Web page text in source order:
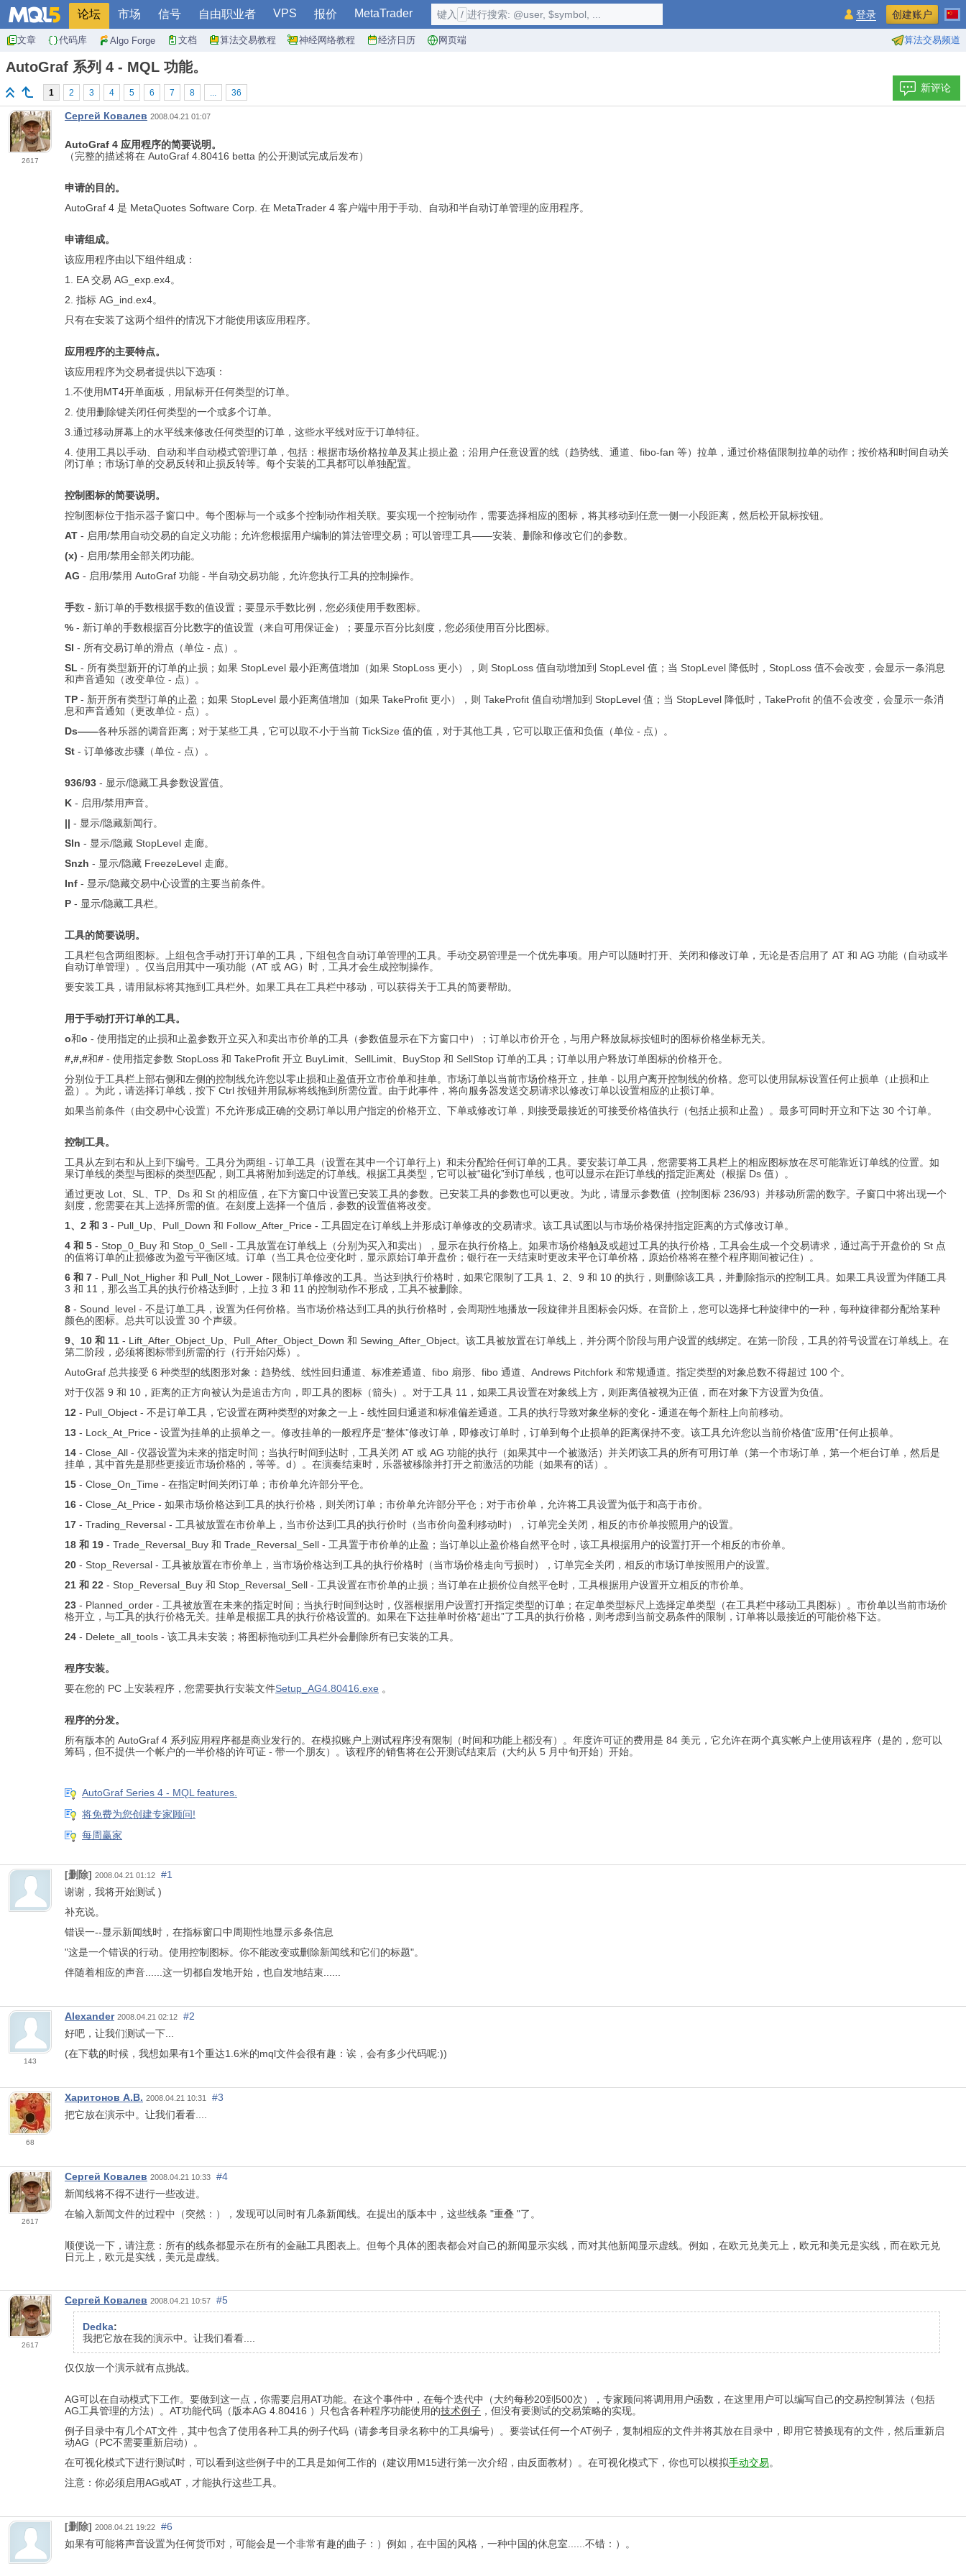
论坛 市场 信号 自由职业者 VPS 报价 MetaTrader
文章 代码库 Algo Forge 文档 算法交易教程 神经网络教程 经济日历 网页端 算法交易频道
键入 / 进行搜索: @user, $symbol, ... 登录 创建账户
AutoGraf 系列 4 - MQL 功能。
1 2 3 4 5 6 7 8 ... 36 新评论
2617
Сергей Ковалев 2008.04.21 01:07
AutoGraf 4 应用程序的简要说明。
（完整的描述将在 AutoGraf 4.80416 betta 的公开测试完成后发布）
申请的目的。
AutoGraf 4 是 MetaQuotes Software Corp. 在 MetaTrader 4 客户端中用于手动、自动和半自动订单管理的应用程序。
申请组成。
该应用程序由以下组件组成：
1. EA 交易 AG_exp.ex4。
2. 指标 AG_ind.ex4。
只有在安装了这两个组件的情况下才能使用该应用程序。
应用程序的主要特点。
该应用程序为交易者提供以下选项：
1.不使用MT4开单面板，用鼠标开任何类型的订单。
2. 使用删除键关闭任何类型的一个或多个订单。
3.通过移动屏幕上的水平线来修改任何类型的订单，这些水平线对应于订单特征。
4. 使用工具以手动、自动和半自动模式管理订单，包括：根据市场价格拉单及其止损止盈；沿用户任意设置的线（趋势线、通道、fibo-fan 等）拉单，通过价格值限制拉单的动作；按价格和时间自动关
闭订单；市场订单的交易反转和止损反转等。每个安装的工具都可以单独配置。
控制图标的简要说明。
控制图标位于指示器子窗口中。每个图标与一个或多个控制动作相关联。要实现一个控制动作，需要选择相应的图标，将其移动到任意一侧一小段距离，然后松开鼠标按钮。
AT - 启用/禁用自动交易的自定义功能；允许您根据用户编制的算法管理交易；可以管理工具——安装、删除和修改它们的参数。
(x) - 启用/禁用全部关闭功能。
AG - 启用/禁用 AutoGraf 功能 - 半自动交易功能，允许您执行工具的控制操作。
手数 - 新订单的手数根据手数的值设置；要显示手数比例，您必须使用手数图标。
% - 新订单的手数根据百分比数字的值设置（来自可用保证金）；要显示百分比刻度，您必须使用百分比图标。
Sl - 所有交易订单的滑点（单位 - 点）。
SL - 所有类型新开的订单的止损；如果 StopLevel 最小距离值增加（如果 StopLoss 更小），则 StopLoss 值自动增加到 StopLevel 值；当 StopLevel 降低时，StopLoss 值不会改变，会显示一条消息
和声音通知（改变单位 - 点）。
TP - 新开所有类型订单的止盈；如果 StopLevel 最小距离值增加（如果 TakeProfit 更小），则 TakeProfit 值自动增加到 StopLevel 值；当 StopLevel 降低时，TakeProfit 的值不会改变，会显示一条消
息和声音通知（更改单位 - 点）。
Ds——各种乐器的调音距离；对于某些工具，它可以取不小于当前 TickSize 值的值，对于其他工具，它可以取正值和负值（单位 - 点）。
St - 订单修改步骤（单位 - 点）。
936/93 - 显示/隐藏工具参数设置值。
K - 启用/禁用声音。
|| - 显示/隐藏新闻行。
Sln - 显示/隐藏 StopLevel 走廊。
Snzh - 显示/隐藏 FreezeLevel 走廊。
Inf - 显示/隐藏交易中心设置的主要当前条件。
P - 显示/隐藏工具栏。
工具的简要说明。
工具栏包含两组图标。上组包含手动打开订单的工具，下组包含自动订单管理的工具。手动交易管理是一个优先事项。用户可以随时打开、关闭和修改订单，无论是否启用了 AT 和 AG 功能（自动或半
自动订单管理）。仅当启用其中一项功能（AT 或 AG）时，工具才会生成控制操作。
要安装工具，请用鼠标将其拖到工具栏外。如果工具在工具栏中移动，可以获得关于工具的简要帮助。
用于手动打开订单的工具。
o和o - 使用指定的止损和止盈参数开立买入和卖出市价单的工具（参数值显示在下方窗口中）；订单以市价开仓，与用户释放鼠标按钮时的图标价格坐标无关。
#,#,#和# - 使用指定参数 StopLoss 和 TakeProfit 开立 BuyLimit、SellLimit、BuyStop 和 SellStop 订单的工具；订单以用户释放订单图标的价格开仓。
分别位于工具栏上部右侧和左侧的控制线允许您以零止损和止盈值开立市价单和挂单。市场订单以当前市场价格开立，挂单 - 以用户离开控制线的价格。您可以使用鼠标设置任何止损单（止损和止
盈）。为此，请选择订单线，按下 Ctrl 按钮并用鼠标将线拖到所需位置。由于此事件，将向服务器发送交易请求以修改订单以设置相应的止损订单。
如果当前条件（由交易中心设置）不允许形成正确的交易订单以用户指定的价格开立、下单或修改订单，则接受最接近的可接受价格值执行（包括止损和止盈）。最多可同时开立和下达 30 个订单。
控制工具。
工具从左到右和从上到下编号。工具分为两组 - 订单工具（设置在其中一个订单行上）和未分配给任何订单的工具。要安装订单工具，您需要将工具栏上的相应图标放在尽可能靠近订单线的位置。如
果订单线的类型与图标的类型匹配，则工具将附加到选定的订单线。根据工具类型，它可以被“磁化”到订单线，也可以显示在距订单线的指定距离处（根据 Ds 值）。
通过更改 Lot、SL、TP、Ds 和 St 的相应值，在下方窗口中设置已安装工具的参数。已安装工具的参数也可以更改。为此，请显示参数值（控制图标 236/93）并移动所需的数字。子窗口中将出现一个
刻度，您需要在其上选择所需的值。在刻度上选择一个值后，参数的设置值将改变。
1、2 和 3 - Pull_Up、Pull_Down 和 Follow_After_Price - 工具固定在订单线上并形成订单修改的交易请求。该工具试图以与市场价格保持指定距离的方式修改订单。
4 和 5 - Stop_0_Buy 和 Stop_0_Sell - 工具放置在订单线上（分别为买入和卖出），显示在执行价格上。如果市场价格触及或超过工具的执行价格，工具会生成一个交易请求，通过高于开盘价的 St 点
的值将订单的止损修改为盈亏平衡区域。订单（当工具仓位变化时，显示原始订单开盘价；银行在一天结束时更改未平仓订单价格，原始价格将在整个程序期间被记住）。
6 和 7 - Pull_Not_Higher 和 Pull_Not_Lower - 限制订单修改的工具。当达到执行价格时，如果它限制了工具 1、2、9 和 10 的执行，则删除该工具，并删除指示的控制工具。如果工具设置为伴随工具
3 和 11，那么当工具的执行价格达到时，上拉 3 和 11 的控制动作不形成，工具不被删除。
8 - Sound_level - 不是订单工具，设置为任何价格。当市场价格达到工具的执行价格时，会周期性地播放一段旋律并且图标会闪烁。在音阶上，您可以选择七种旋律中的一种，每种旋律都分配给某种
颜色的图标。总共可以设置 30 个声级。
9、10 和 11 - Lift_After_Object_Up、Pull_After_Object_Down 和 Sewing_After_Object。该工具被放置在订单线上，并分两个阶段与用户设置的线绑定。在第一阶段，工具的符号设置在订单线上。在
第二阶段，必须将图标带到所需的行（行开始闪烁）。
AutoGraf 总共接受 6 种类型的线图形对象：趋势线、线性回归通道、标准差通道、fibo 扇形、fibo 通道、Andrews Pitchfork 和常规通道。指定类型的对象总数不得超过 100 个。
对于仪器 9 和 10，距离的正方向被认为是追击方向，即工具的图标（箭头）。对于工具 11，如果工具设置在对象线上方，则距离值被视为正值，而在对象下方设置为负值。
12 - Pull_Object - 不是订单工具，它设置在两种类型的对象之一上 - 线性回归通道和标准偏差通道。工具的执行导致对象坐标的变化 - 通道在每个新柱上向前移动。
13 - Lock_At_Price - 设置为挂单的止损单之一。修改挂单的一般程序是“整体”修改订单，即修改订单时，订单到每个止损单的距离保持不变。该工具允许您以当前价格值“应用”任何止损单。
14 - Close_All - 仪器设置为未来的指定时间；当执行时间到达时，工具关闭 AT 或 AG 功能的执行（如果其中一个被激活）并关闭该工具的所有可用订单（第一个市场订单，第一个柜台订单，然后是
挂单，其中首先是那些更接近市场价格的，等等。d）。在演奏结束时，乐器被移除并打开之前激活的功能（如果有的话）。
15 - Close_On_Time - 在指定时间关闭订单；市价单允许部分平仓。
16 - Close_At_Price - 如果市场价格达到工具的执行价格，则关闭订单；市价单允许部分平仓；对于市价单，允许将工具设置为低于和高于市价。
17 - Trading_Reversal - 工具被放置在市价单上，当市价达到工具的执行价时（当市价向盈利移动时），订单完全关闭，相反的市价单按照用户的设置。
18 和 19 - Trade_Reversal_Buy 和 Trade_Reversal_Sell - 工具置于市价单的止盈；当订单以止盈价格自然平仓时，该工具根据用户的设置打开一个相反的市价单。
20 - Stop_Reversal - 工具被放置在市价单上，当市场价格达到工具的执行价格时（当市场价格走向亏损时），订单完全关闭，相反的市场订单按照用户的设置。
21 和 22 - Stop_Reversal_Buy 和 Stop_Reversal_Sell - 工具设置在市价单的止损；当订单在止损价位自然平仓时，工具根据用户设置开立相反的市价单。
23 - Planned_order - 工具被放置在未来的指定时间；当执行时间到达时，仪器根据用户设置打开指定类型的订单；在定单类型标尺上选择定单类型（在工具栏中移动工具图标）。市价单以当前市场价
格开立，与工具的执行价格无关。挂单是根据工具的执行价格设置的。如果在下达挂单时价格“超出”了工具的执行价格，则考虑到当前交易条件的限制，订单将以最接近的可能价格下达。
24 - Delete_all_tools - 该工具未安装；将图标拖动到工具栏外会删除所有已安装的工具。
程序安装。
要在您的 PC 上安装程序，您需要执行安装文件Setup_AG4.80416.exe 。
程序的分发。
所有版本的 AutoGraf 4 系列应用程序都是商业发行的。在模拟账户上测试程序没有限制（时间和功能上都没有）。年度许可证的费用是 84 美元，它允许在两个真实帐户上使用该程序（是的，您可以
筹码，但不提供一个帐户的一半价格的许可证 - 带一个朋友）。该程序的销售将在公开测试结束后（大约从 5 月中旬开始）开始。
AutoGraf Series 4 - MQL features.
将免费为您创建专家顾问!
每周赢家
[删除] 2008.04.21 01:12
#1
谢谢，我将开始测试 )
补充说。
错误一--显示新闻线时，在指标窗口中周期性地显示多条信息
"这是一个错误的行动。使用控制图标。你不能改变或删除新闻线和它们的标题"。
伴随着相应的声音......这一切都自发地开始，也自发地结束......
143
Alexander 2008.04.21 02:12
#2
好吧，让我们测试一下...
(在下载的时候，我想如果有1个重达1.6米的mql文件会很有趣：诶，会有多少代码呢:))
68
Харитонов А.В. 2008.04.21 10:31
#3
把它放在演示中。让我们看看....
2617
Сергей Ковалев 2008.04.21 10:33
#4
新闻线将不得不进行一些改进。
在输入新闻文件的过程中（突然：），发现可以同时有几条新闻线。在提出的版本中，这些线条 "重叠 "了。
顺便说一下，请注意：所有的线条都显示在所有的金融工具图表上。但每个具体的图表都会对自己的新闻显示实线，而对其他新闻显示虚线。例如，在欧元兑美元上，欧元和美元是实线，而在欧元兑
日元上，欧元是实线，美元是虚线。
2617
Сергей Ковалев 2008.04.21 10:57 #5
Dedka:
我把它放在我的演示中。让我们看看....
仅仅放一个演示就有点挑战。
AG可以在自动模式下工作。要做到这一点，你需要启用AT功能。在这个事件中，在每个迭代中（大约每秒20到500次），专家顾问将调用用户函数，在这里用户可以编写自己的交易控制算法（包括
AG工具管理的方法）。AT功能代码（版本AG 4.80416 ）只包含各种程序功能使用的技术例子 ，但没有要测试的交易策略的实现。
例子目录中有几个AT文件，其中包含了使用各种工具的例子代码（请参考目录名称中的工具编号）。要尝试任何一个AT例子，复制相应的文件并将其放在目录中，即用它替换现有的文件，然后重新启
动AG（PC不需要重新启动）。
在可视化模式下进行测试时，可以看到这些例子中的工具是如何工作的（建议用M15进行第一次介绍，由反面教材）。在可视化模式下，你也可以模拟手动交易。
注意：你必须启用AG或AT，才能执行这些工具。
[删除] 2008.04.21 19:22
#6
如果有可能将声音设置为任何货币对，可能会是一个非常有趣的曲子：）例如，在中国的风格，一种中国的休息室......不错：）。